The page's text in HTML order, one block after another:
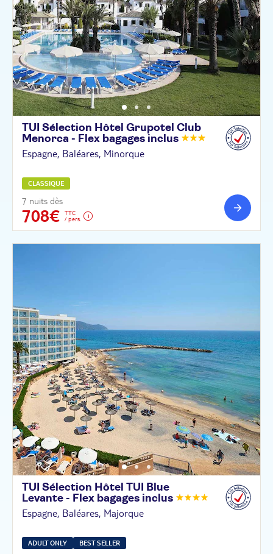
TUI Sélection Hôtel Grupotel Club
Menorca - Flex bagages inclus
Espagne, Baléares, Minorque
CLASSIQUE
7 nuits dès
708€
TTC
/ pers.
TUI Sélection Hôtel TUI Blue
Levante - Flex bagages inclus
Espagne, Baléares, Majorque
ADULT ONLY BEST SELLER